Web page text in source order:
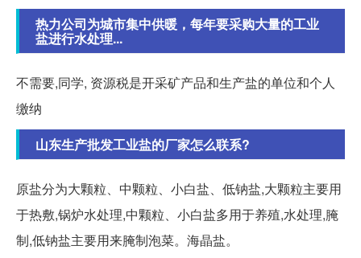
热力公司为城市集中供暖，每年要采购大量的工业
盐进行水处理...
不需要,同学, 资源税是开采矿产品和生产盐的单位和个人
缴纳
山东生产批发工业盐的厂家怎么联系?
原盐分为大颗粒、中颗粒、小白盐、低钠盐,大颗粒主要用
于热敷,锅炉水处理,中颗粒、小白盐多用于养殖,水处理,腌
制,低钠盐主要用来腌制泡菜。海晶盐。